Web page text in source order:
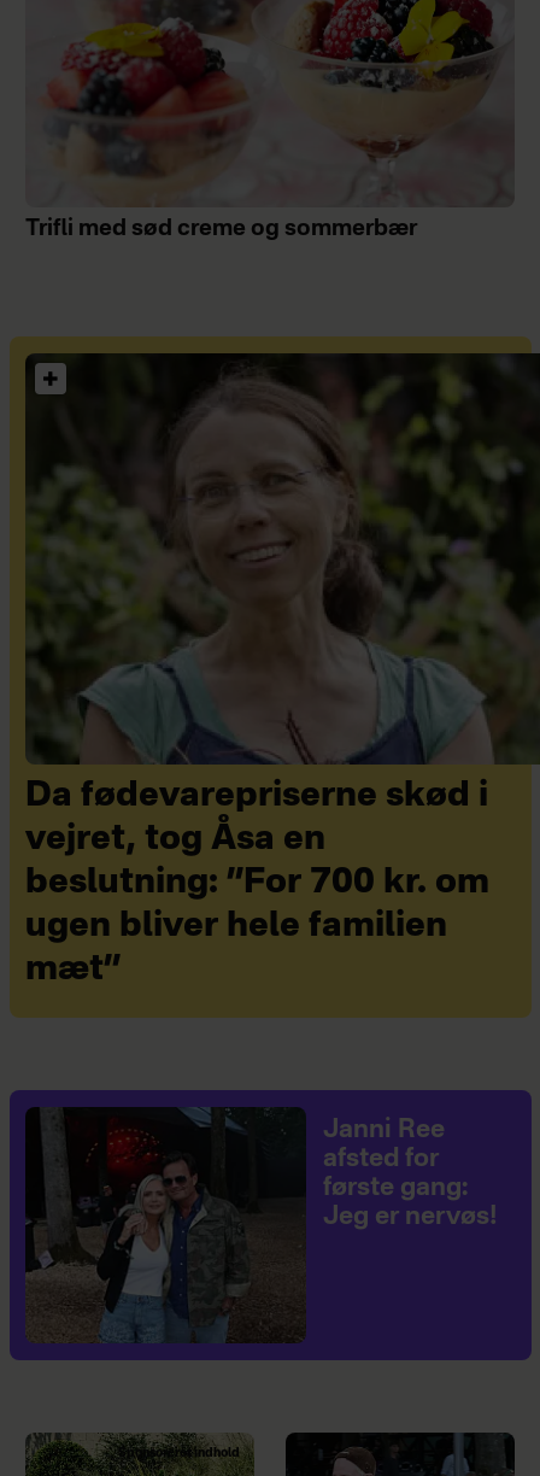
Trifli med sød creme og sommerbær
Da fødevarepriserne skød i
vejret, tog Åsa en
beslutning: ”For 700 kr. om
ugen bliver hele familien
mæt”
Janni Ree
afsted for
første gang:
Jeg er nervøs!
Sponsoreret indhold